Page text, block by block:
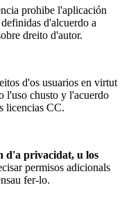
prohibe l'aplicación
d'alcuerdo a
dreito d'autor.
d'os usuarios en virtut
l'uso chusto y l'acuerdo
licencias CC.
d'a privacidat, u los
permisos adicionals
fer-lo.